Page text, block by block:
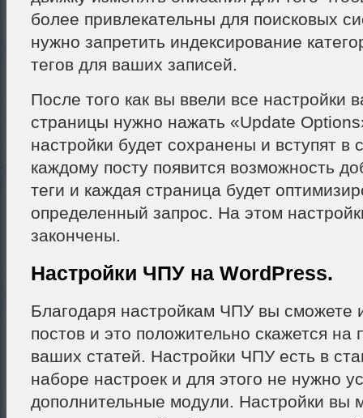
более привлекательны для поисковых
нужно запретить индексирование
тегов для ваших записей.
После того как вы ввели все настройки
страницы нужно нажать «Update
настройки будет сохранены и вступят в
каждому посту появится возможность
теги и каждая страница будет
определенный запрос. На этом
закончены.
Настройки ЧПУ на WordPress.
Благодаря настройкам ЧПУ вы сможете
постов и это положительно скажется на
ваших статей. Настройки ЧПУ есть в
наборе настроек и для этого не нужно
дополнительные модули. Настройки вы